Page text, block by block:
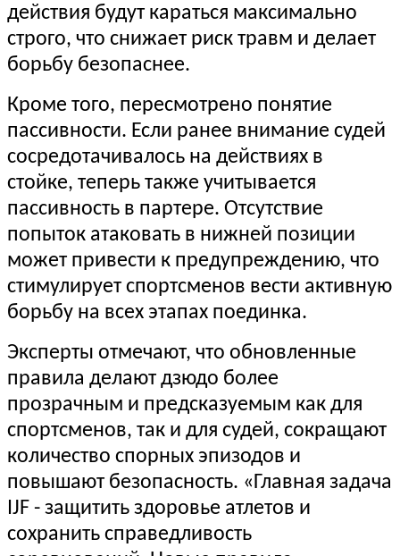
действия будут караться максимально
строго, что снижает риск травм и делает
борьбу безопаснее.
Кроме того, пересмотрено понятие
пассивности. Если ранее внимание судей
сосредотачивалось на действиях в
стойке, теперь также учитывается
пассивность в партере. Отсутствие
попыток атаковать в нижней позиции
может привести к предупреждению, что
стимулирует спортсменов вести активную
борьбу на всех этапах поединка.
Эксперты отмечают, что обновленные
правила делают дзюдо более
прозрачным и предсказуемым как для
спортсменов, так и для судей, сокращают
количество спорных эпизодов и
повышают безопасность. «Главная задача
IJF - защитить здоровье атлетов и
сохранить справедливость